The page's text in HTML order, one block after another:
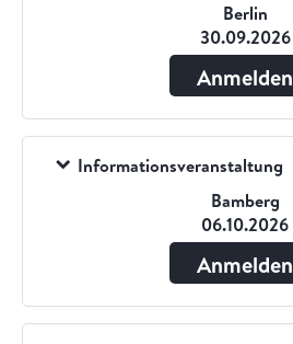
Berlin
30.09.2026
Anmelden
Informationsveranstaltung
Bamberg
06.10.2026
Anmelden